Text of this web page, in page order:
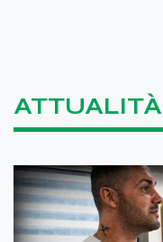
ATTUALITÀ